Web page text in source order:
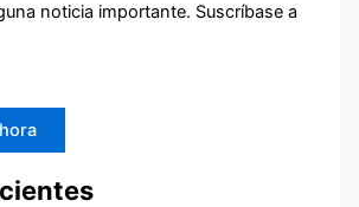
noticia importante. Suscríbase a